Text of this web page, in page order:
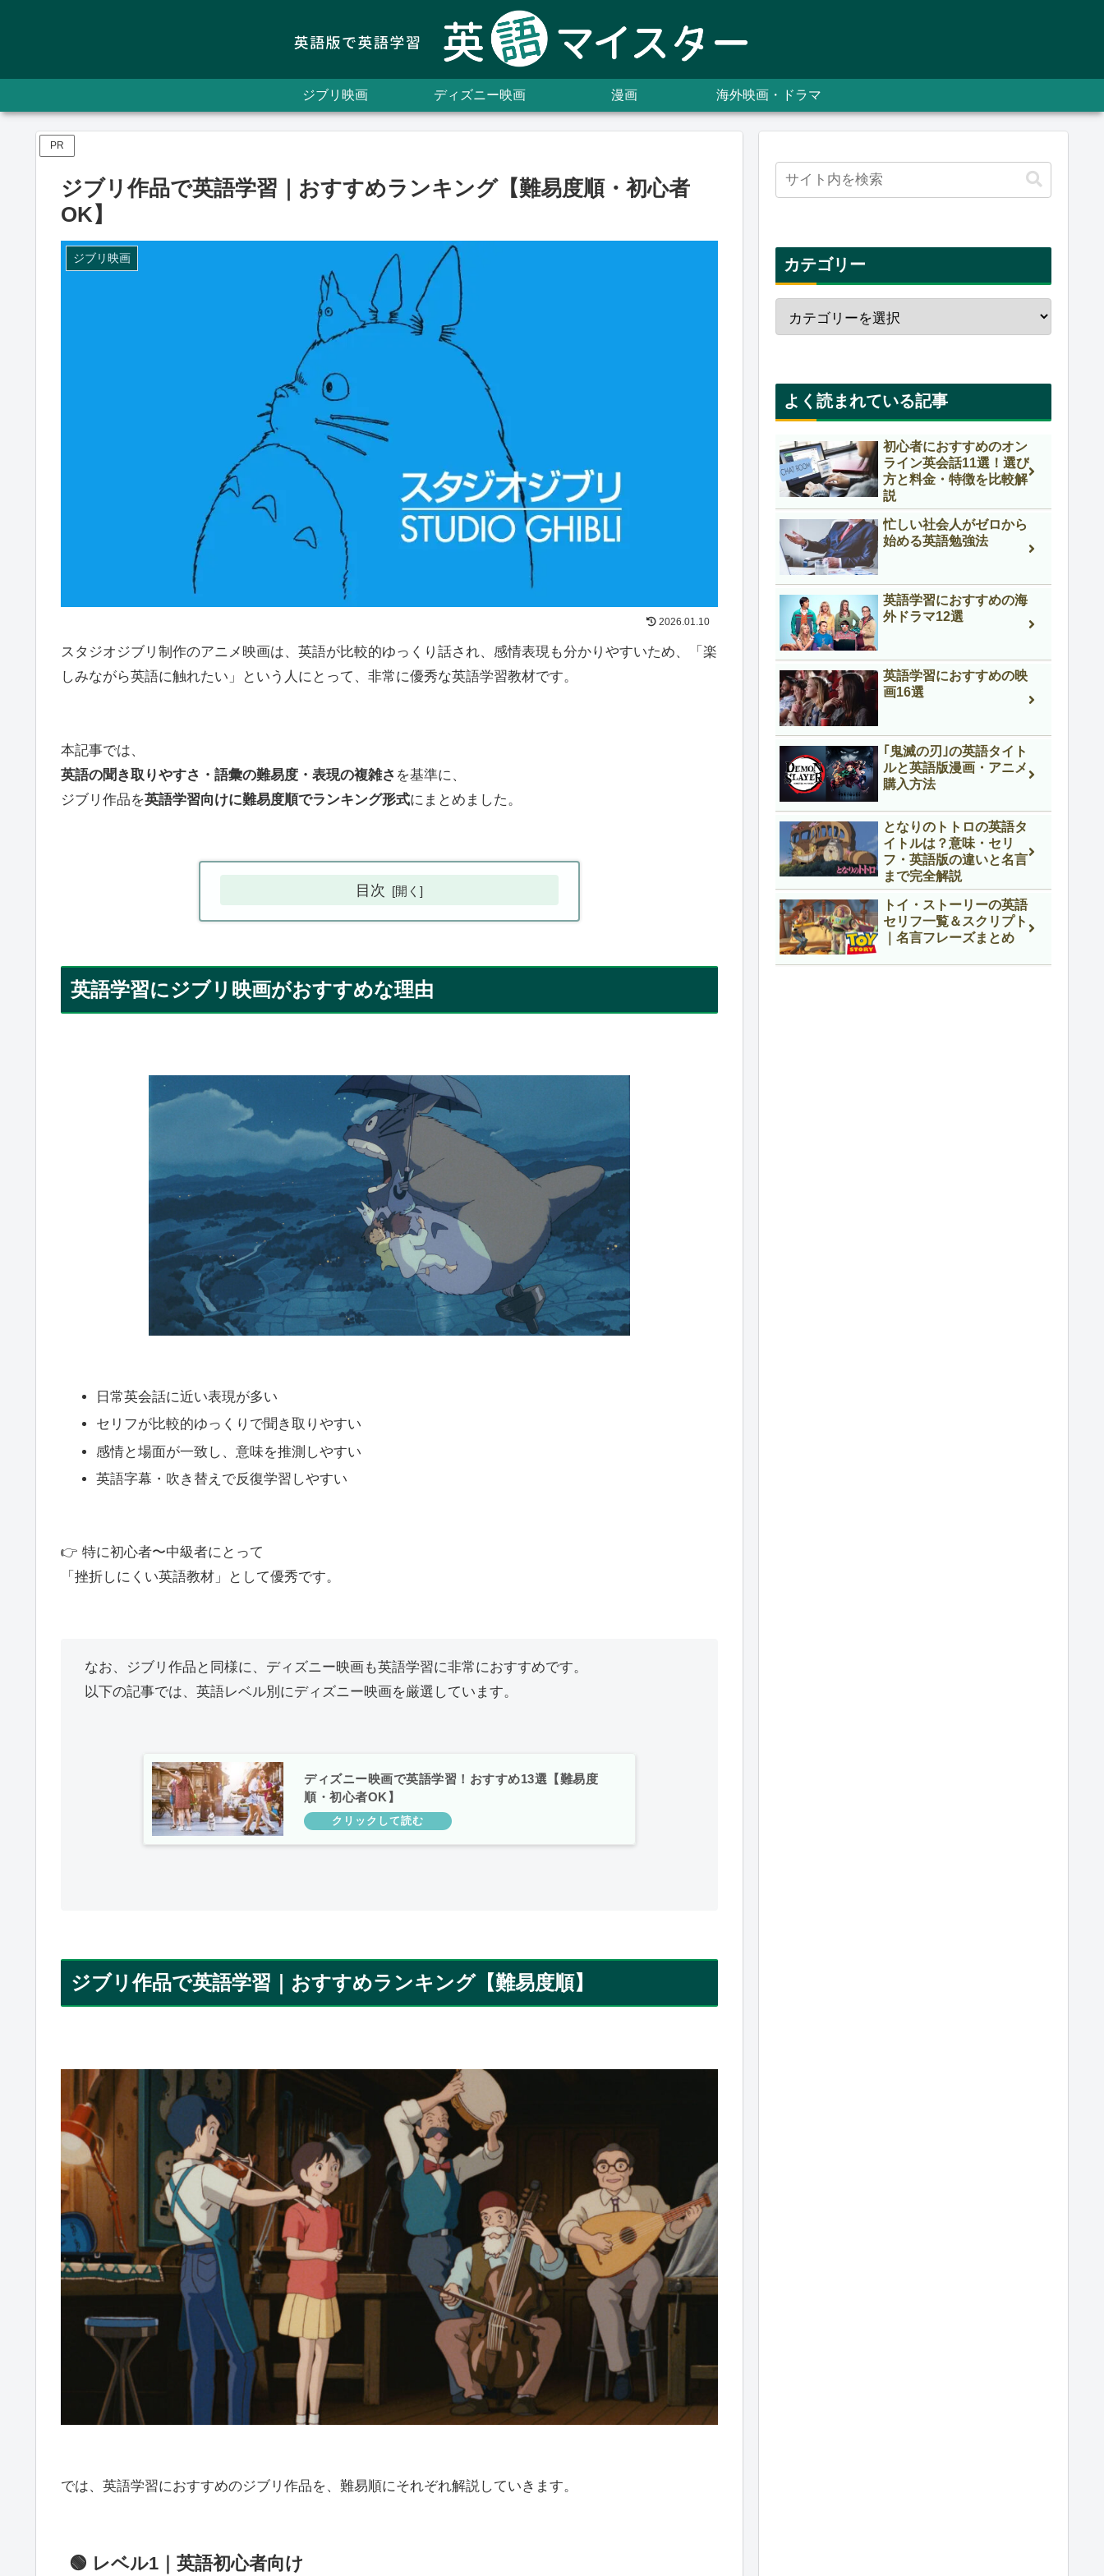
ジブリ映画 ディズニー映画 漫画 海外映画・ドラマ
PR
ジブリ作品で英語学習｜おすすめランキング【難易度順・初心者
OK】
ジブリ映画
2026.01.10
スタジオジブリ制作のアニメ映画は、英語が比較的ゆっくり話され、感情表現も分かりやすいため、「楽
しみながら英語に触れたい」という人にとって、非常に優秀な英語学習教材です。
本記事では、
英語の聞き取りやすさ・語彙の難易度・表現の複雑さ を基準に、
ジブリ作品を英語学習向けに難易度順でランキング形式にまとめました。
目次
英語学習にジブリ映画がおすすめな理由
日常英会話に近い表現が多い
セリフが比較的ゆっくりで聞き取りやすい
感情と場面が一致し、意味を推測しやすい
英語字幕・吹き替えで反復学習しやすい
👉 特に初心者〜中級者にとって
「挫折しにくい英語教材」として優秀です。
なお、ジブリ作品と同様に、ディズニー映画も英語学習に非常におすすめです。
以下の記事では、英語レベル別にディズニー映画を厳選しています。
ディズニー映画で英語学習！おすすめ13選【難易度
順・初心者OK】
ジブリ作品で英語学習｜おすすめランキング【難易度順】
では、英語学習におすすめのジブリ作品を、難易順にそれぞれ解説していきます。
🟢 レベル1｜英語初心者向け
カテゴリー
よく読まれている記事
初心者におすすめのオン
ライン英会話11選！選び
方と料金・特徴を比較解
説
忙しい社会人がゼロから
始める英語勉強法
英語学習におすすめの海
外ドラマ12選
英語学習におすすめの映
画16選
｢鬼滅の刃｣の英語タイト
ルと英語版漫画・アニメ
購入方法
となりのトトロの英語タ
イトルは？意味・セリ
フ・英語版の違いと名言
まで完全解説
トイ・ストーリーの英語
セリフ一覧＆スクリプト
｜名言フレーズまとめ